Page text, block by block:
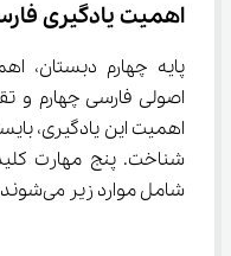
اهمیت یادگیری
پایه چهارم دبستان،
اصولی فارسی چهارم و
شناخت. پنج مهارت
شامل موارد زیر می‌شوند: